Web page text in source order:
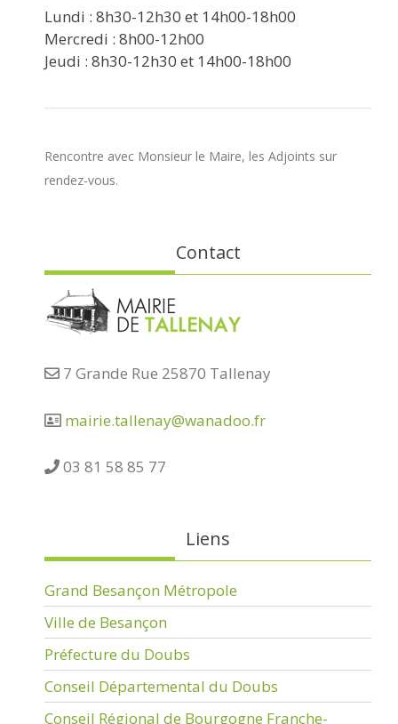
Lundi : 8h30-12h30 et 14h00-18h00
Mercredi : 8h00-12h00
Jeudi : 8h30-12h30 et 14h00-18h00
Rencontre avec Monsieur le Maire, les Adjoints sur
rendez-vous.
Contact
7 Grande Rue 25870 Tallenay
mairie.tallenay@wanadoo.fr
03 81 58 85 77
Liens
Grand Besançon Métropole
Ville de Besançon
Préfecture du Doubs
Conseil Départemental du Doubs
Conseil Régional de Bourgogne Franche-